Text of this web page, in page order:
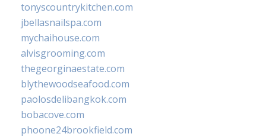
tonyscountrykitchen.com
jbellasnailspa.com
mychaihouse.com
alvisgrooming.com
thegeorginaestate.com
blythewoodseafood.com
paolosdelibangkok.com
bobacove.com
phoone24brookfield.com